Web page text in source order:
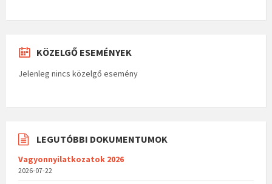
KÖZELGŐ ESEMÉNYEK
Jelenleg nincs közelgő esemény
LEGUTÓBBI DOKUMENTUMOK
Vagyonnyilatkozatok 2026
2026-07-22